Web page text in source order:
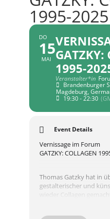
1995-2025
DO
15
MAI
GATZKY:
1995-
Veranstalter*in
Brandenburger
Magdeburg,
19:30 - 22:30
Event Details
Vernissage im Forum
GATZKY: COLLAGEN
‍Thomas Gatzky hat in
gestalterischer und
wieder Collagen